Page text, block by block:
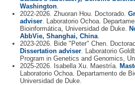
Washington
2022-2026. Zhuoran Hou. Doctorado.
adviser . Laboratorio Ochoa.
Bioinformática, Universidad de Duke.
AbbVie, Shanghai, China
2023-2026. Bide "Peter" Chen.
Dissertation adviser . Laboratorio
Program in Genetics and Genomics,
2025-2026. Isabella Xu. Maestría.
Laboratorio Ochoa. Departamento de
Universidad de Duke.